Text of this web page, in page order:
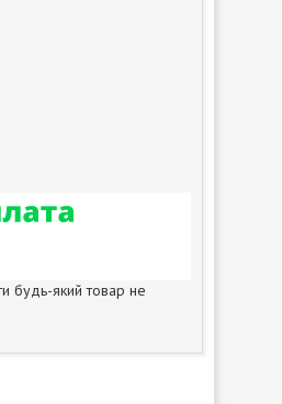
будь-який товар не